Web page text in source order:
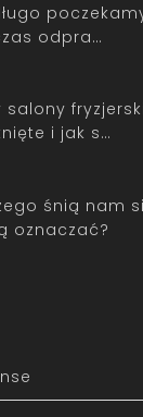
odpra…
salony
i jak s…
śnią nam
oznaczać?